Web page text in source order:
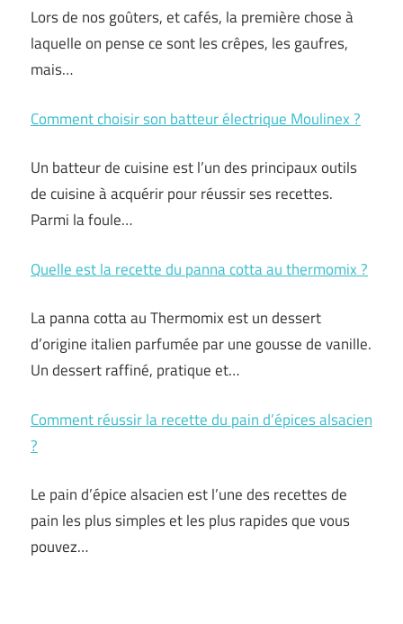
Lors de nos goûters, et cafés, la première chose à
laquelle on pense ce sont les crêpes, les gaufres,
mais…
Comment choisir son batteur électrique Moulinex ?
Un batteur de cuisine est l’un des principaux outils
de cuisine à acquérir pour réussir ses recettes.
Parmi la foule…
Quelle est la recette du panna cotta au thermomix ?
La panna cotta au Thermomix est un dessert
d’origine italien parfumée par une gousse de vanille.
Un dessert raffiné, pratique et…
Comment réussir la recette du pain d’épices alsacien
?
Le pain d’épice alsacien est l’une des recettes de
pain les plus simples et les plus rapides que vous
pouvez…